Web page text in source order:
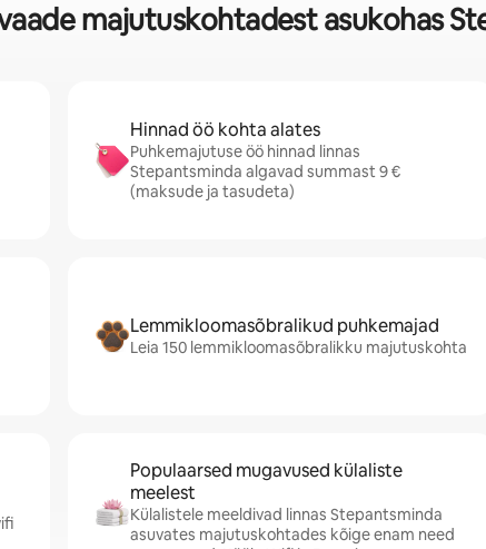
majutuskohtadest asukohas
Hinnad öö kohta alates
Puhkemajutuse öö hinnad linnas
Stepantsminda algavad summast 9 €
(maksude ja tasudeta)
Lemmikloomasõbralikud puhkemajad
Leia 150 lemmikloomasõbralikku majutuskohta
Populaarsed mugavused külaliste
meelest
Külalistele meeldivad linnas Stepantsminda
asuvates majutuskohtades kõige enam need